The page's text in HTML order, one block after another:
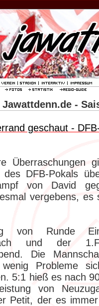
Jawattdenn.de -
geschaut -
Überraschungen
des DFB-Pokals
von David
vergebens,
von Runde
und der
Die
Probleme
5:1 hieß es nach
von
Petit, der es